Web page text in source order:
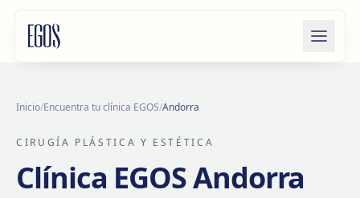
Inicio/Encuentra tu clínica EGOS/Andorra
CIRUGÍA PLÁSTICA Y ESTÉTICA
Clínica EGOSAndorra